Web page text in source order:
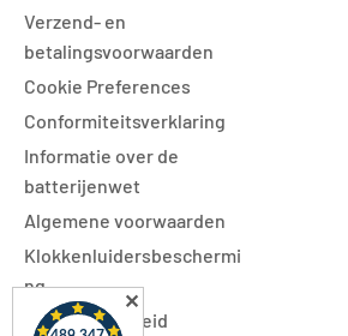
Verzend- en
betalingsvoorwaarden
Cookie Preferences
Conformiteitsverklaring
Informatie over de
batterijenwet
Algemene voorwaarden
Klokkenluidersbeschermi
ng
Toegankelijkheid
✕